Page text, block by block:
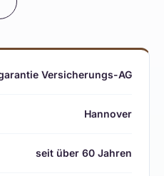
Versicherungs-AG
Hannover
seit über 60 Jahren